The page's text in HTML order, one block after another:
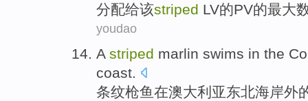
分配给该striped LV的PV的最大
youdao
A striped marlin swims in the
coast.
条纹枪鱼在澳大利亚东北海岸外